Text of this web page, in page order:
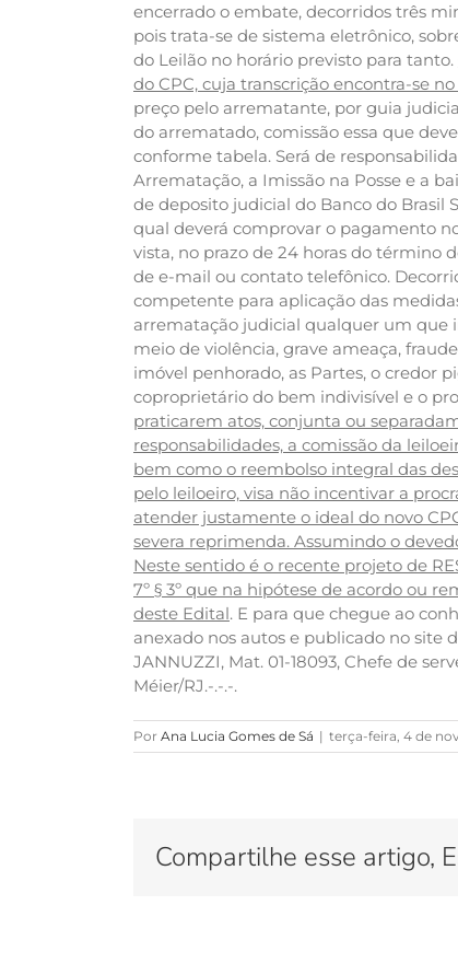
encerrado o embate, decorridos três
pois trata-se de sistema eletrônico,
do Leilão no horário previsto para tanto.
do CPC, cuja transcrição encontra-se
preço pelo arrematante, por guia
do arrematado, comissão essa que
conforme tabela. Será de
Arrematação, a Imissão na Posse e a
de deposito judicial do Banco do Brasil
qual deverá comprovar o pagamento
vista, no prazo de 24 horas do término
de e-mail ou contato telefônico.
competente para aplicação das
arrematação judicial qualquer um que
meio de violência, grave ameaça,
imóvel penhorado, as Partes, o credor
coproprietário do bem indivisível e o
praticarem atos, conjunta ou
responsabilidades, a comissão da
bem como o reembolso integral das
pelo leiloeiro, visa não incentivar a
atender justamente o ideal do novo
severa reprimenda. Assumindo o
Neste sentido é o recente projeto de
7º § 3º que na hipótese de acordo ou
deste Edital. E para que chegue ao
anexado nos autos e publicado no site
JANNUZZI, Mat. 01-18093, Chefe de
Méier/RJ.-.-.-.
Por Ana Lucia Gomes de Sá | terça-feira, 4 de
Compartilhe esse artigo,